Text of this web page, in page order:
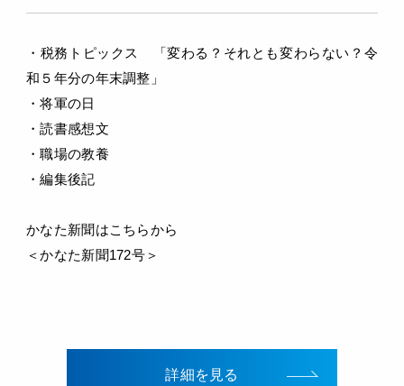
・税務トピックス 「変わる？それとも変わらない？令
和５年分の年末調整」
・将軍の日
・読書感想文
・職場の教養
・編集後記
かなた新聞はこちらから
＜かなた新聞172号＞
詳細を見る